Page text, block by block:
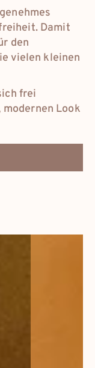
Damit
den
vielen kleinen
frei
modernen Look